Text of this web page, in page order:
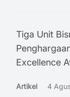
Tiga Unit
Excellence
Artikel 4